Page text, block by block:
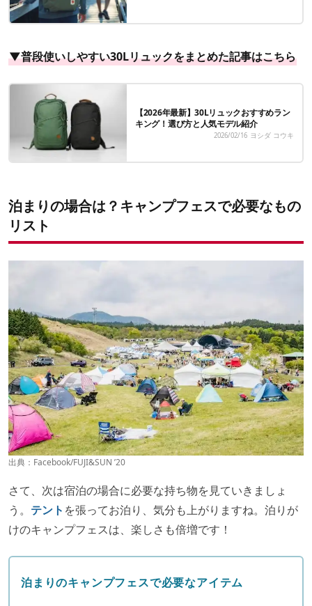
▼普段使いしやすい30Lリュックをまとめた記事はこちら
【2026年最新】30Lリュックおすすめラン
キング！選び方と人気モデル紹介
2026/02/16 ヨシダ コウキ
泊まりの場合は？キャンプフェスで必要なもの
リスト
出典： Facebook/FUJI&SUN ’20
さて、次は宿泊の場合に必要な持ち物を見ていきましょ
う。 テント を張ってお泊り、気分も上がりますね。泊りが
けのキャンプフェスは、楽しさも倍増です！
泊まりのキャンプフェスで必要なアイテム